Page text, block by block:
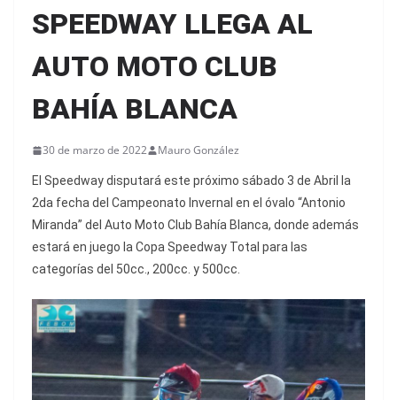
SPEEDWAY LLEGA AL
AUTO MOTO CLUB
BAHÍA BLANCA
30 de marzo de 2022 Mauro González
El Speedway disputará este próximo sábado 3 de Abril la
2da fecha del Campeonato Invernal en el óvalo “Antonio
Miranda” del Auto Moto Club Bahía Blanca, donde además
estará en juego la Copa Speedway Total para las
categorías del 50cc., 200cc. y 500cc.